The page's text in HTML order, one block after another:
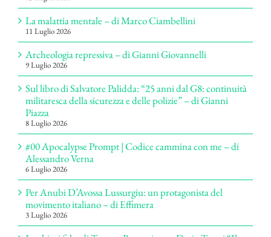
La malattia mentale – di Marco Ciambellini
11 Luglio 2026
Archeologia repressiva – di Gianni Giovannelli
9 Luglio 2026
Sul libro di Salvatore Palidda: “25 anni dal G8: continuità
militaresca della sicurezza e delle polizie” – di Gianni
Piazza
8 Luglio 2026
#00 Apocalypse Prompt | Codice cammina con me – di
Alessandro Verna
6 Luglio 2026
Per Anubi D’Avossa Lussurgiu: un protagonista del
movimento italiano – di Effimera
3 Luglio 2026